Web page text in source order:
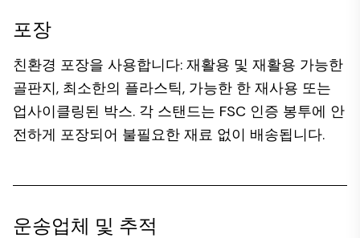
포장
친환경 포장을 사용합니다: 재활용 및 재활용 가능한
골판지, 최소한의 플라스틱, 가능한 한 재사용 또는
업사이클링된 박스. 각 스탠드는 FSC 인증 봉투에 안
전하게 포장되어 불필요한 재료 없이 배송됩니다.
운송업체 및 추적